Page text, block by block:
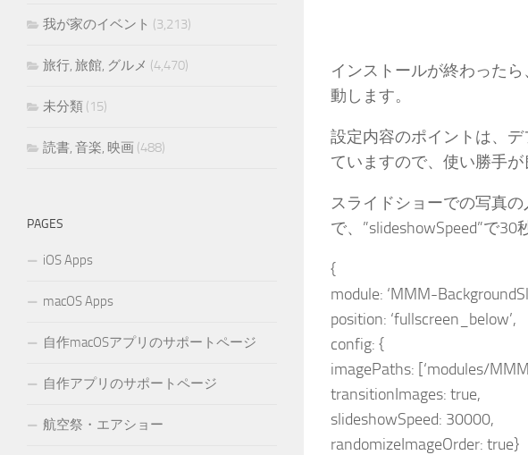
インストールが終わった
動します。
設定内容のポイントは、
ていますので、使い勝手
スライドショーでの写真
で、”slideshowSpeed”で30
{
module: ‘MMM-
position: ‘fullscreen_below’,
config: {
imagePaths: [‘modules/
transitionImages: true,
slideshowSpeed: 30000,
randomizeImageOrder: true}
我が家のイベント (3,213)
旅行, 旅館, グルメ (4,470)
未分類 (15)
読書, 音楽, 映画 (488)
PAGES
iOS Apps
macOS Apps
自作macOSアプリのサポートページ
自作アプリのサポートページ
航空祭・エアショー